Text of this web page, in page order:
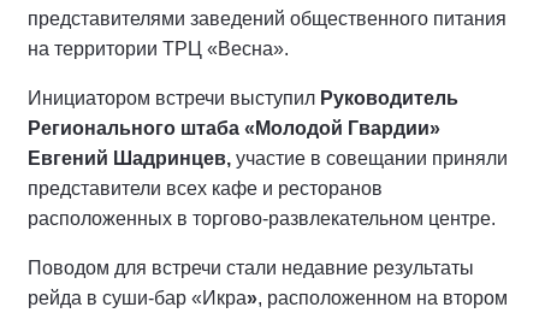
представителями заведений общественного питания
на территории ТРЦ «Весна».
Инициатором встречи выступил Руководитель
Регионального штаба «Молодой Гвардии»
Евгений Шадринцев, участие в совещании приняли
представители всех кафе и ресторанов
расположенных в торгово-развлекательном центре.
Поводом для встречи стали недавние результаты
рейда в суши-бар «Икра», расположенном на втором